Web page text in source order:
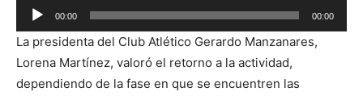
Reproductor
de
audio
00:00 00:00
La presidenta del Club Atlético Gerardo Manzanares,
Lorena Martínez, valoró el retorno a la actividad,
dependiendo de la fase en que se encuentren las